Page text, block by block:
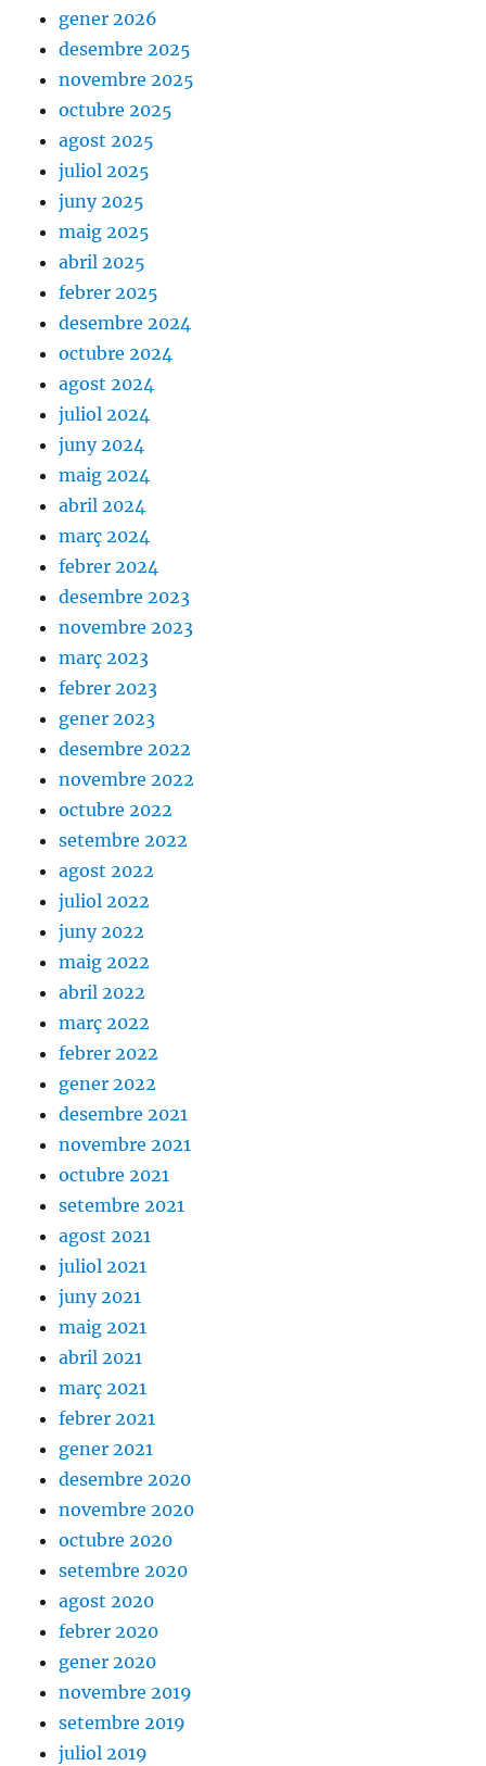
gener 2026
desembre 2025
novembre 2025
octubre 2025
agost 2025
juliol 2025
juny 2025
maig 2025
abril 2025
febrer 2025
desembre 2024
octubre 2024
agost 2024
juliol 2024
juny 2024
maig 2024
abril 2024
març 2024
febrer 2024
desembre 2023
novembre 2023
març 2023
febrer 2023
gener 2023
desembre 2022
novembre 2022
octubre 2022
setembre 2022
agost 2022
juliol 2022
juny 2022
maig 2022
abril 2022
març 2022
febrer 2022
gener 2022
desembre 2021
novembre 2021
octubre 2021
setembre 2021
agost 2021
juliol 2021
juny 2021
maig 2021
abril 2021
març 2021
febrer 2021
gener 2021
desembre 2020
novembre 2020
octubre 2020
setembre 2020
agost 2020
febrer 2020
gener 2020
novembre 2019
setembre 2019
juliol 2019